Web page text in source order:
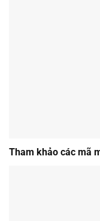
Tham khảo các mã